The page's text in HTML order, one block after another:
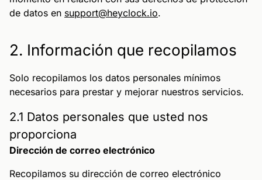
de datos en support@heyclock.io.
2. Información que recopilamos
Solo recopilamos los datos personales mínimos
necesarios para prestar y mejorar nuestros servicios.
2.1 Datos personales que usted nos
proporciona
Dirección de correo electrónico
Recopilamos su dirección de correo electrónico